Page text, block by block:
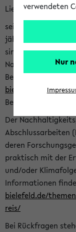
Liebe Studierende,
seit 2023 verleiht
jährlich den
sind herzlich
Bewerbung dieses
bielefeld.de/
Bewerbungsfrist
Der
Abschlussarbeiten
deren
praktisch mit der
und/oder
Informationen
bielefeld.de/
reis/
Bei Rückfragen
verwendeten
Nur